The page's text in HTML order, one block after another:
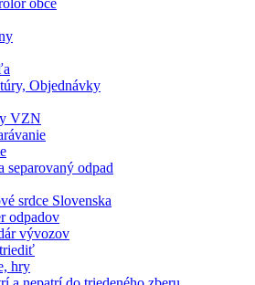
obce
Objednávky
VZN
separovaný odpad
srdce Slovenska
odpadov
vývozov
hry